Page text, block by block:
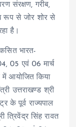
संरक्षण, गरीब,
रूप से जोर शोर से
है।
भारत-
05 एवं 06 मार्च
आयोजित किया
उत्तराखण्ड श्री
के पूर्व राज्यपाल
त्रिवेंद्र सिंह रावत